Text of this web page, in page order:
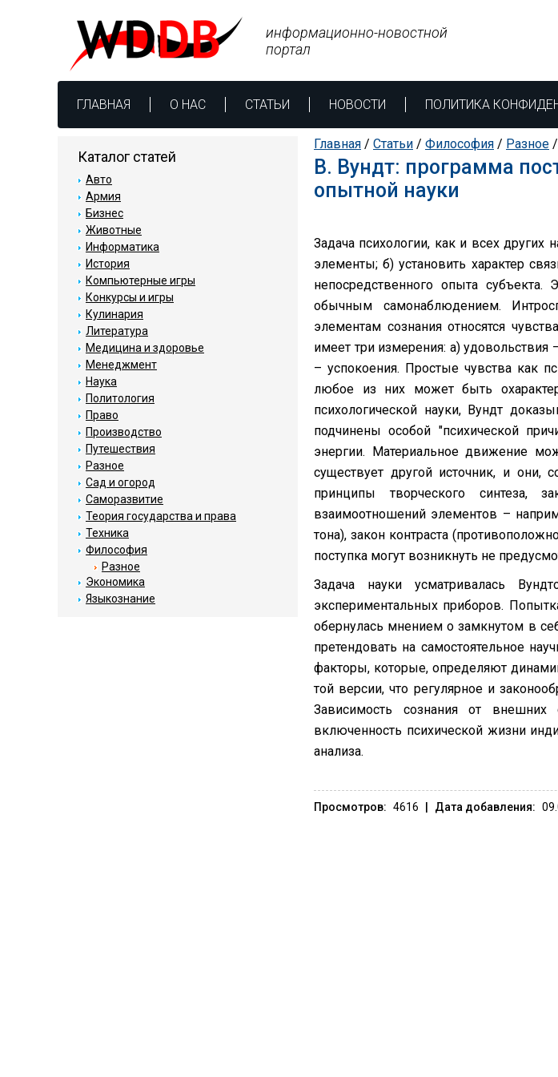
ГЛАВНАЯ О НАС СТАТЬИ НОВОСТИ ПОЛИТИКА
информационно-новостной
портал
Главная / Статьи / Философия / Разное /
В. Вундт: программа
опытной науки
Задача психологии, как и всех других
элементы; б) установить характер
непосредственного опыта
обычным самонаблюдением.
элементам сознания относятся
имеет три измерения: а) удовольствия
– успокоения. Простые чувства как
любое из них может быть
психологической науки, Вундт
подчинены особой "психической
энергии. Материальное движение
существует другой источник, и они,
принципы творческого синтеза,
взаимоотношений элементов –
тона), закон контраста
поступка могут возникнуть не
Задача науки усматривалась
экспериментальных приборов.
обернулась мнением о замкнутом в
претендовать на самостоятельное
факторы, которые, определяют
той версии, что регулярное и
Зависимость сознания от внешних
включенность психической жизни
анализа.
Просмотров: 4616 Дата добавления:
Каталог статей
Авто
Армия
Бизнес
Животные
Информатика
История
Компьютерные игры
Конкурсы и игры
Кулинария
Литература
Медицина и здоровье
Менеджмент
Наука
Политология
Право
Производство
Путешествия
Разное
Сад и огород
Саморазвитие
Теория государства и права
Техника
Философия
Разное
Экономика
Языкознание